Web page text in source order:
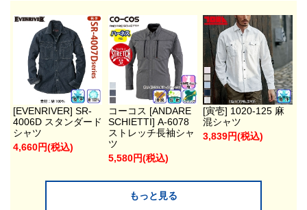
[EVENRIVER] SR-
4006D スタンダード
シャツ
4,660円(税込)
コーコス [ANDARE
SCHIETTI] A-6078
ストレッチ長袖シャ
ツ
5,580円(税込)
[寅壱] 1020-125 麻
混シャツ
3,839円(税込)
もっと見る